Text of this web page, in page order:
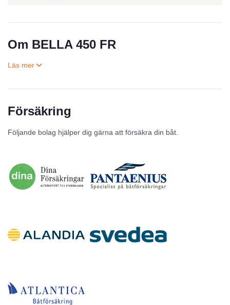
Om BELLA 450 FR
Försäkring
Följande bolag hjälper dig gärna att försäkra din båt.